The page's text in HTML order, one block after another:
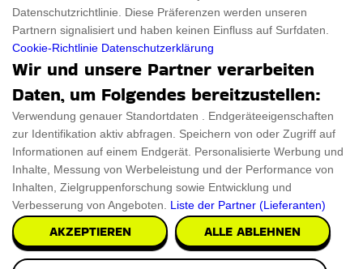
Black Friday
Ein Produkt einreichen
Kontakt
Ein Produkt einreichen
Geschenkeführer
Cyber Monday
Datenschutz­erklärung
Datenschutz­erklärung
Impressum
Cookies
Alle Urheberrechte © 2026 sind ThingsFromMars.de
Datenschutzrichtlinie. Diese Präferenzen werden unseren
Partnern signalisiert und haben keinen Einfluss auf Surfdaten.
Cookie-Richtlinie Datenschutzerklärung
Wir und unsere Partner verarbeiten
Daten, um Folgendes bereitzustellen:
Verwendung genauer Standortdaten . Endgeräteeigenschaften
zur Identifikation aktiv abfragen. Speichern von oder Zugriff auf
Informationen auf einem Endgerät. Personalisierte Werbung und
Inhalte, Messung von Werbeleistung und der Performance von
Inhalten, Zielgruppenforschung sowie Entwicklung und
Verbesserung von Angeboten. Liste der Partner (Lieferanten)
AKZEPTIEREN ALLE ABLEHNEN